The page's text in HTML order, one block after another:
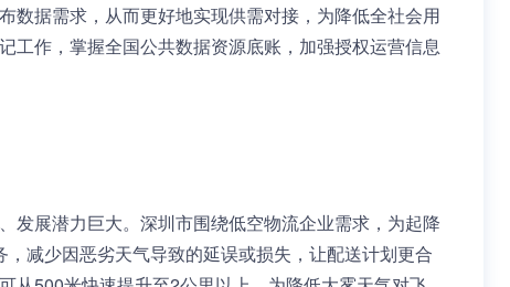
数据需求，从而更好地实现供需对接，为降低全社会用
工作，掌握全国公共数据资源底账，加强授权运营信息
发展潜力巨大。深圳市围绕低空物流企业需求，为起降
减少因恶劣天气导致的延误或损失，让配送计划更合